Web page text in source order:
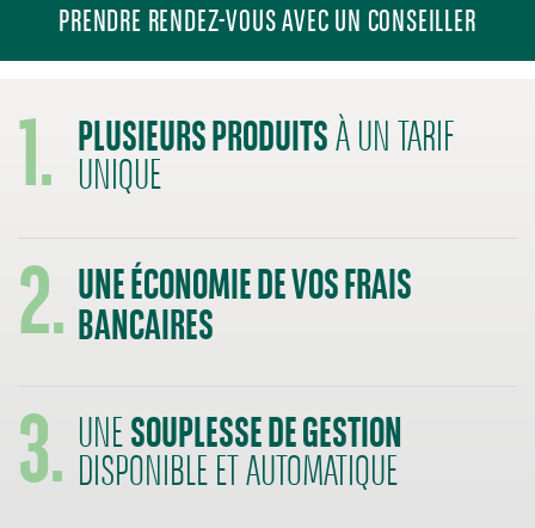
PRENDRE RENDEZ-VOUS AVEC UN CONSEILLER
1. PLUSIEURS PRODUITSÀ UN TARIF
UNIQUE
2.UNE ÉCONOMIE DE VOS FRAIS
BANCAIRES
3. UNESOUPLESSE DE GESTION
DISPONIBLE ET AUTOMATIQUE